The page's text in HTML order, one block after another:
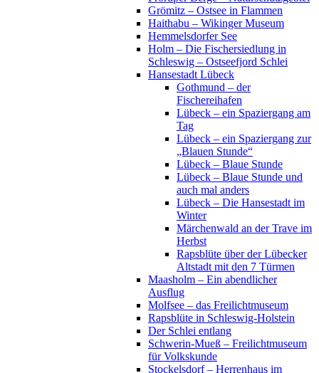
Grömitz – Ostsee in Flammen
Haithabu – Wikinger Museum
Hemmelsdorfer See
Holm – Die Fischersiedlung in
Schleswig – Ostseefjord Schlei
Hansestadt Lübeck
Gothmund – der
Fischereihafen
Lübeck – ein Spaziergang am
Tag
Lübeck – ein Spaziergang zur
„Blauen Stunde“
Lübeck – Blaue Stunde
Lübeck – Blaue Stunde und
auch mal anders
Lübeck – Die Hansestadt im
Winter
Märchenwald an der Trave im
Herbst
Rapsblüte über der Lübecker
Altstadt mit den 7 Türmen
Maasholm – Ein abendlicher
Ausflug
Molfsee – das Freilichtmuseum
Rapsblüte in Schleswig-Holstein
Der Schlei entlang
Schwerin-Mueß – Freilichtmuseum
für Volkskunde
Stockelsdorf – Herrenhaus im